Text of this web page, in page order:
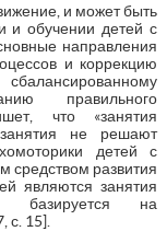
и может быть
и обучении детей с
направления
и коррекцию
правильного
что «занятия
не решают
детей с
развития
являются занятия
базируется на
с. 15].